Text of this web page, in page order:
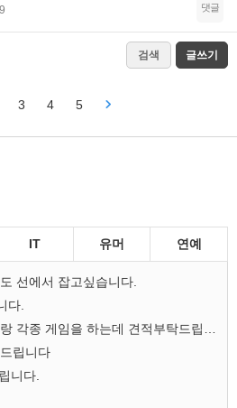
댓글
검색 글쓰기
3 4 5
IT 유머 연예
선에서 잡고싶습니다.
다.
립니다
니다.